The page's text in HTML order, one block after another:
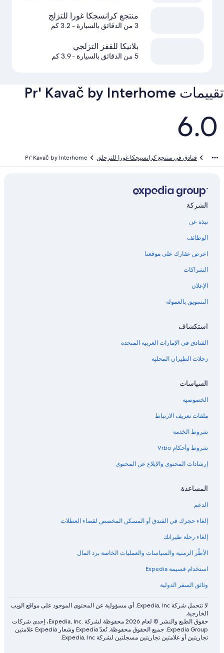
منتجع كرانسجكا غورا للتزلج
3 من الدقائق بالسيارة - 3.2 كم
بلانيكا للقفز التزلجي
5 من الدقائق بالسيارة - 3.9 كم
تقييمات ⁦Pr' Kavač by Interhome⁩
التقييمات
6.0
فنادق في منتجع كرانسيجكا غورا للتزحلق Pr' Kavač by Interhome
الشركة
نبذة عن
الوظائف
اعرض عقارك على موقعنا
الشراكات
الإعلان
التسويق بالعمولة
استكشاف
الفنادق في الإمارات العربية المتحدة
رحلات الطيران المحلية
السياسات
الخصوصية
ملفات تعريف الارتباط
شروط الخدمة
شروط وأحكام Vrbo
إرشادات المحتوى والإبلاغ عن المحتوى
المساعدة
الدعم
إلغاء حجزك في الفندق أو المسكن المخصص لقضاء العطلات
إلغاء رحلة طيرانك
الأطُر الزمنية والسياسات والعمليات الخاصة برد المال
استخدام قسيمة Expedia
وثائق السفر الدولية
لا تتحمل شركة Expedia, Inc. أي مسؤولية عن المحتوى الموجود على مواقع الويب
الخارجية.
حقوق الطبع والنشر © لعام 2026 محفوظة لشركة .Expedia, Inc، إحدى شركات
Expedia Group. جميع الحقوق محفوظة. تُعدّ Expedia وشعار Expedia علامتين
تجاريتين أو علامتين تجاريتين مسجلتين لشركة Expedia, Inc.